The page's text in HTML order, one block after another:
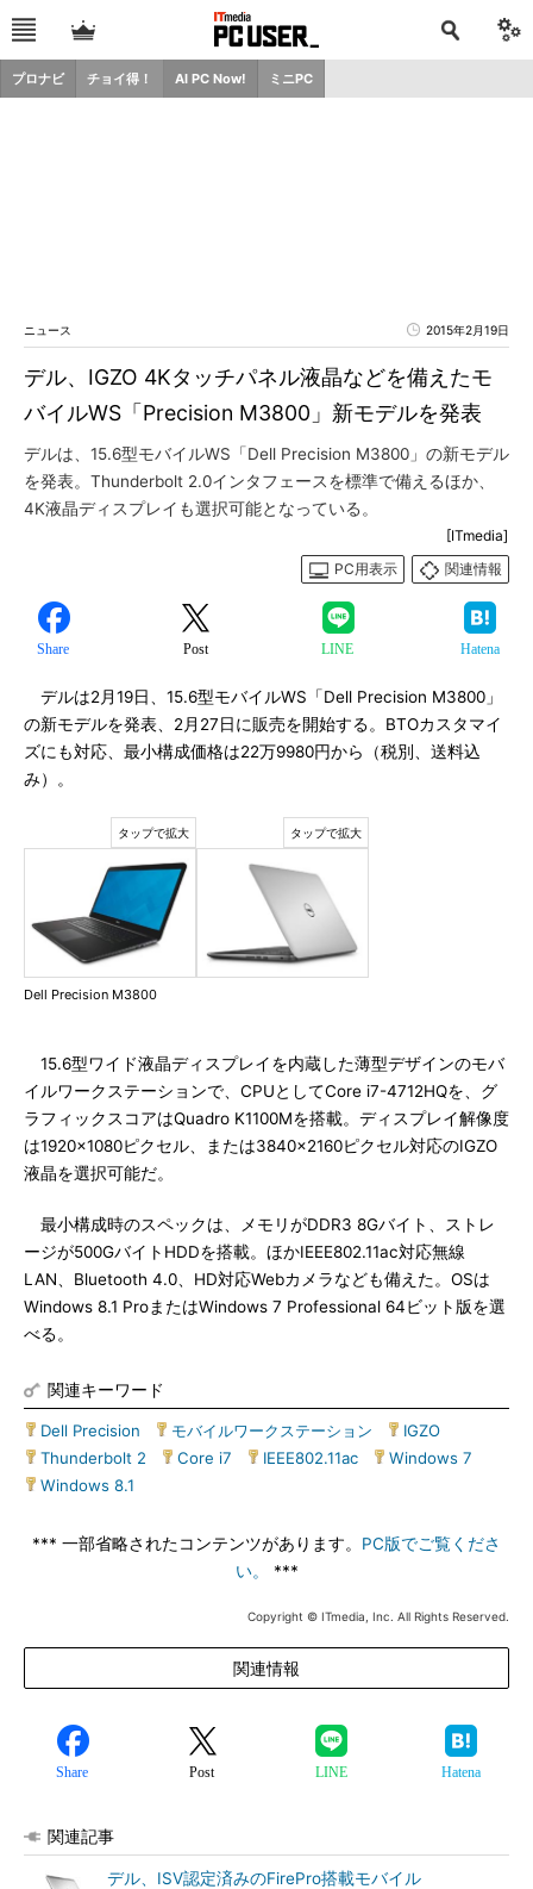
プロナビ チョイ得！ AI PC Now! ミニPC
ニュース 2015年2月19日
デル、IGZO 4Kタッチパネル液晶などを備えたモ
バイルWS「Precision M3800」新モデルを発表
デルは、15.6型モバイルWS「Dell Precision M3800」の新モデル
を発表。Thunderbolt 2.0インタフェースを標準で備えるほか、
4K液晶ディスプレイも選択可能となっている。
[ITmedia]
PC用表示
関連情報
Share Post LINE Hatena
デルは2月19日、15.6型モバイルWS「Dell Precision M3800」
の新モデルを発表、2月27日に販売を開始する。BTOカスタマイ
ズにも対応、最小構成価格は22万9980円から（税別、送料込
み）。
Dell Precision M3800
15.6型ワイド液晶ディスプレイを内蔵した薄型デザインのモバ
イルワークステーションで、CPUとしてCore i7-4712HQを、グ
ラフィックスコアはQuadro K1100Mを搭載。ディスプレイ解像度
は1920×1080ピクセル、または3840×2160ピクセル対応のIGZO
液晶を選択可能だ。
最小構成時のスペックは、メモリがDDR3 8Gバイト、ストレ
ージが500GバイトHDDを搭載。ほかIEEE802.11ac対応無線
LAN、Bluetooth 4.0、HD対応Webカメラなども備えた。OSは
Windows 8.1 ProまたはWindows 7 Professional 64ビット版を選
べる。
関連キーワード
Dell Precision モバイルワークステーション IGZO
Thunderbolt 2
Core i7 IEEE802.11ac Windows 7
Windows 8.1
*** 一部省略されたコンテンツがあります。 PC版でご覧くださ
い。
***
Copyright © ITmedia, Inc. All Rights Reserved.
関連情報
Share Post LINE Hatena
関連記事
デル、ISV認定済みのFirePro搭載モバイル